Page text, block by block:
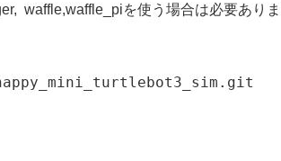
waffle,waffle_piを使う場合は必要ありま